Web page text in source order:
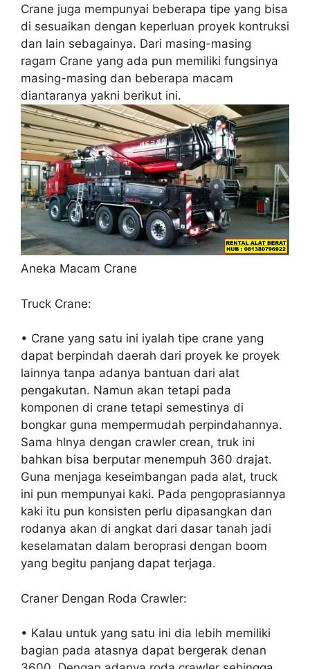
Crane juga mempunyai beberapa tipe yang bisa
di sesuaikan dengan keperluan proyek kontruksi
dan lain sebagainya. Dari masing-masing
ragam Crane yang ada pun memiliki fungsinya
masing-masing dan beberapa macam
diantaranya yakni berikut ini.
Aneka Macam Crane
Truck Crane:
• Crane yang satu ini iyalah tipe crane yang
dapat berpindah daerah dari proyek ke proyek
lainnya tanpa adanya bantuan dari alat
pengakutan. Namun akan tetapi pada
komponen di crane tetapi semestinya di
bongkar guna mempermudah perpindahannya.
Sama hlnya dengan crawler crean, truk ini
bahkan bisa berputar menempuh 360 drajat.
Guna menjaga keseimbangan pada alat, truck
ini pun mempunyai kaki. Pada pengoprasiannya
kaki itu pun konsisten perlu dipasangkan dan
rodanya akan di angkat dari dasar tanah jadi
keselamatan dalam beroprasi dengan boom
yang begitu panjang dapat terjaga.
Craner Dengan Roda Crawler:
• Kalau untuk yang satu ini dia lebih memiliki
bagian pada atasnya dapat bergerak denan